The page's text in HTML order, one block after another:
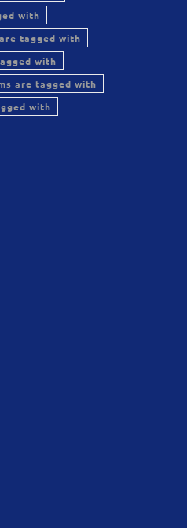
with
tagged with
with
are tagged with
with